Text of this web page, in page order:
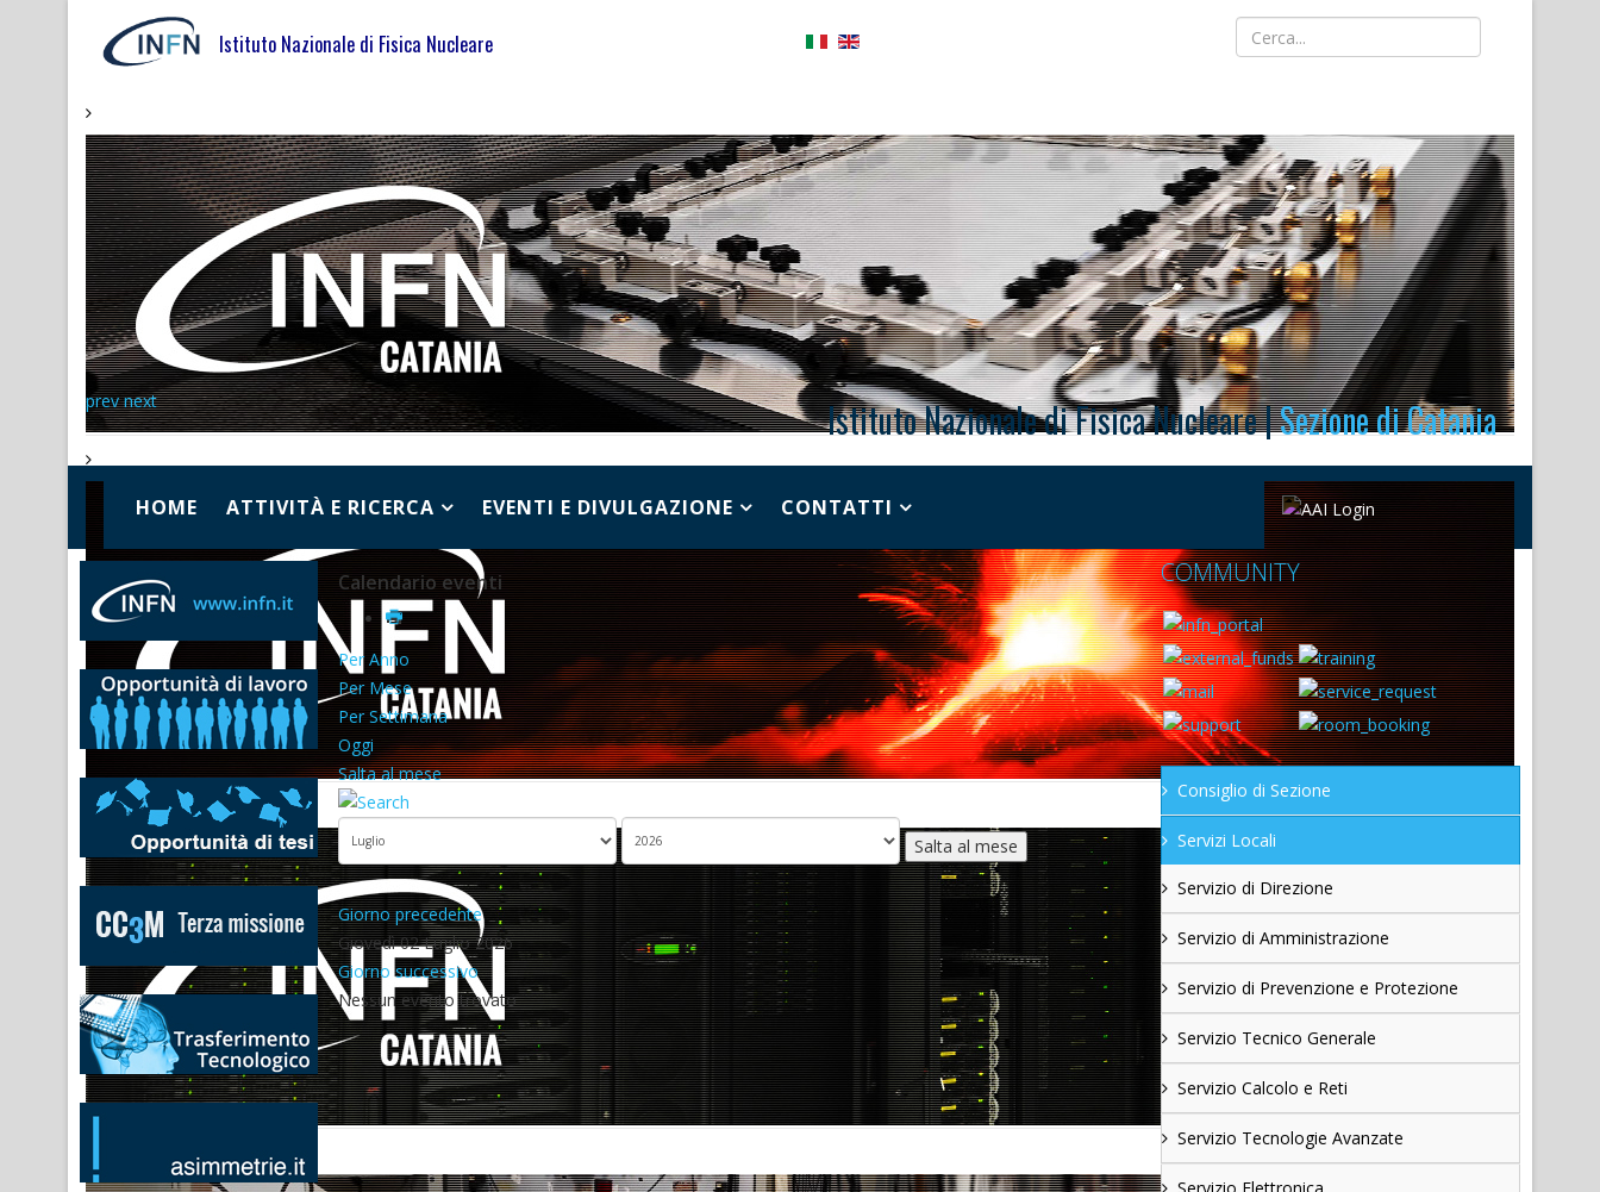
Istituto Nazionale di Fisica Nucleare
prev next Istituto Nazionale di Fisica Nucleare |Sezione di Catania
HOME ATTIVITÀ E RICERCA EVENTI E DIVULGAZIONE CONTATTI
Calendario eventi
Per Anno
Per Mese
Per Settimana
Oggi
Salta al mese
Salta al mese
Giorno precedente
Giovedì 02 Luglio 2026
Giorno successivo
Nessun evento trovato
COMMUNITY
Consiglio di Sezione
Servizi Locali
Servizio di Direzione
Servizio di Amministrazione
Servizio di Prevenzione e Protezione
Servizio Tecnico Generale
Servizio Calcolo e Reti
Servizio Tecnologie Avanzate